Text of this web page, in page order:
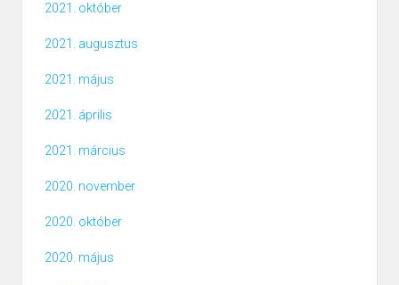
2021. október
2021. augusztus
2021. május
2021. április
2021. március
2020. november
2020. október
2020. május